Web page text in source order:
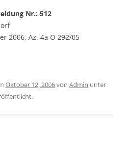
Nr.: 512
2006, Az. 4a O 292/05
Oktober 12, 2006von Admin unter